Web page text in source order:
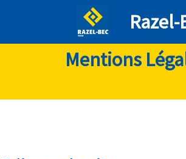
Mentions